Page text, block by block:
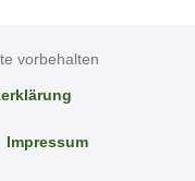
vorbehalten
Impressum